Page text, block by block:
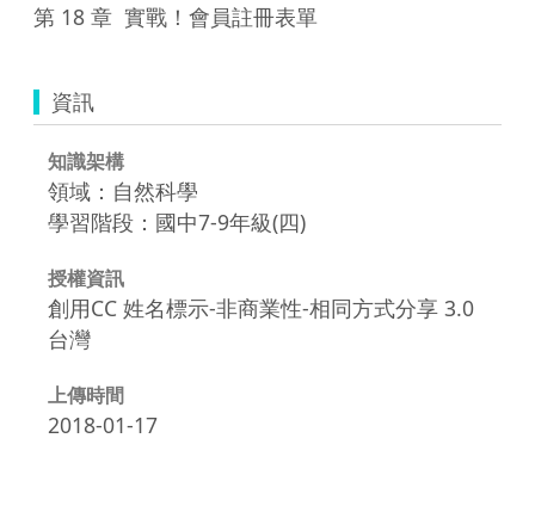
第 18 章  實戰！會員註冊表單
資訊
知識架構
領域：自然科學
學習階段：國中7-9年級(四)
授權資訊
創用CC 姓名標示-非商業性-相同方式分享 3.0
台灣
上傳時間
2018-01-17